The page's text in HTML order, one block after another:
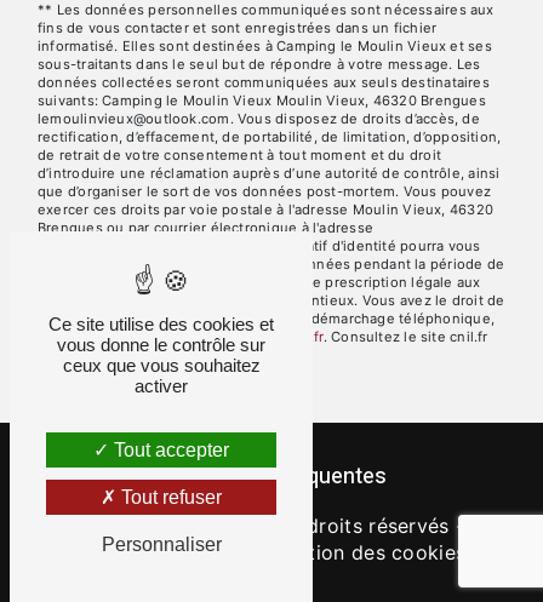
** Les données personnelles communiquées sont nécessaires aux
fins de vous contacter et sont enregistrées dans un fichier
informatisé. Elles sont destinées à Camping le Moulin Vieux et ses
sous-traitants dans le seul but de répondre à votre message. Les
données collectées seront communiquées aux seuls destinataires
suivants: Camping le Moulin Vieux Moulin Vieux, 46320 Brengues
lemoulinvieux@outlook.com. Vous disposez de droits d’accès, de
rectification, d’effacement, de portabilité, de limitation, d’opposition,
de retrait de votre consentement à tout moment et du droit
d’introduire une réclamation auprès d’une autorité de contrôle, ainsi
que d’organiser le sort de vos données post-mortem. Vous pouvez
exercer ces droits par voie postale à l'adresse Moulin Vieux, 46320
Brengues ou par courrier électronique à l'adresse
lemoulinvieux@outlook.com. Un justificatif d'identité pourra vous
être demandé. Nous conservons vos données pendant la période de
prise de contact puis pendant la durée de prescription légale aux
fins probatoires et de gestion des contentieux. Vous avez le droit de
vous inscrire sur la liste d'opposition au démarchage téléphonique,
disponible à cette adresse:
Bloctel.gouv.fr. Consultez le site cnil.fr
pour plus d’informations sur vos droits.
Recherches fréquentes
- 2026 - Tous droits réservés -
Mentions légales
Gestion des cookies
Ce site utilise des cookies et
vous donne le contrôle sur
ceux que vous souhaitez
activer
Tout accepter
Tout refuser
Personnaliser